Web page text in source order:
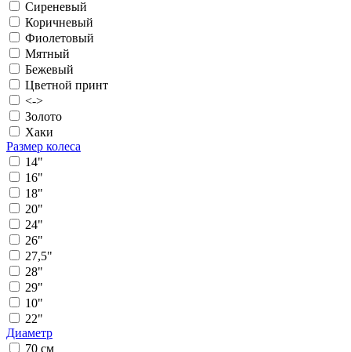
Сиреневый
Коричневый
Фиолетовый
Мятный
Бежевый
Цветной принт
<->
Золото
Хаки
Размер колеса
14"
16"
18"
20"
24"
26"
27,5"
28"
29"
10"
22"
Диаметр
70 см